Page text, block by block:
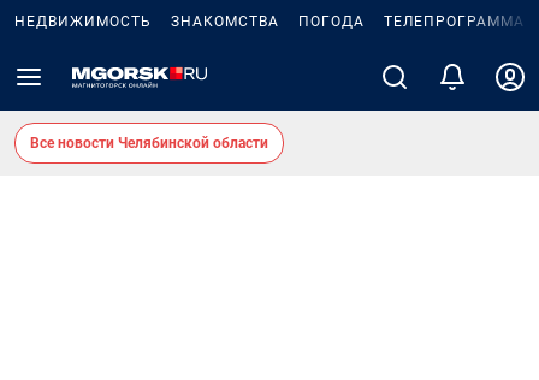
НЕДВИЖИМОСТЬ ЗНАКОМСТВА ПОГОДА ТЕЛЕПРОГРАММА
Все новости Челябинской области